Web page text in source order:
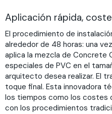
Aplicación rápida,
El procedimiento de
alrededor de 48 horas: una
aplica la mezcla de Concrete
especiales de PVC en el
arquitecto desea realizar. El
toque final. Esta innovadora
los tiempos como los costes
con los procedimientos